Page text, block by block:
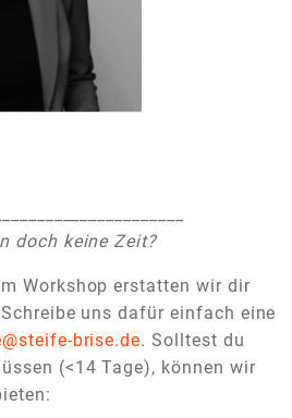
doch keine Zeit?
Workshop erstatten wir dir
uns dafür einfach eine
brise.de. Solltest du
(<14 Tage), können wir